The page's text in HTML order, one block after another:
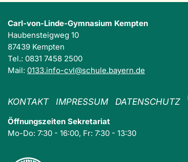
Carl-von-Linde-Gymnasium Kempten
Haubensteigweg 10
87439 Kempten
Tel.: 0831 7458 2500
Mail: 0133.info-cvl@schule.bayern.de
KONTAKT IMPRESSUM DATENSCHUTZ
Öffnungszeiten Sekretariat
Mo-Do: 7:30 - 16:00, Fr: 7:30 - 13:30